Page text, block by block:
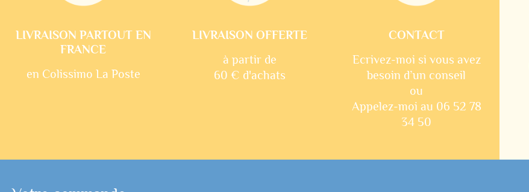
LIVRAISON PARTOUT EN
FRANCE
en Colissimo La Poste
LIVRAISON OFFERTE
à partir de
60 € d'achats
CONTACT
Ecrivez-moi si vous avez
besoin d’un conseil
ou
Appelez-moi au 06 52 78
34 50